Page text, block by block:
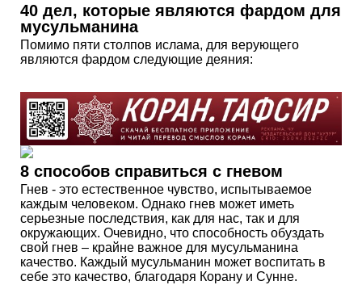
40 дел, которые являются фардом для
мусульманина
Помимо пяти столпов ислама, для верующего
являются фардом следующие деяния:
8 способов справиться с гневом
Гнев - это естественное чувство, испытываемое
каждым человеком. Однако гнев может иметь
серьезные последствия, как для нас, так и для
окружающих. Очевидно, что способность обуздать
свой гнев – крайне важное для мусульманина
качество. Каждый мусульманин может воспитать в
себе это качество, благодаря Корану и Сунне.